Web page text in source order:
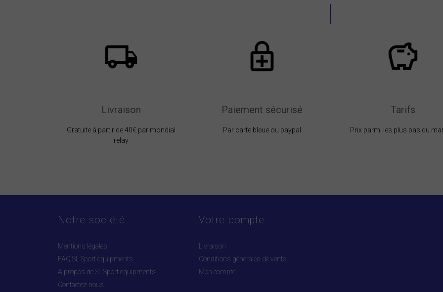
Livraison
Gratuite à partir de 40€ par mondial
relay
Paiement sécurisé
Par carte bleue ou paypal
Tarifs
Prix parmi les plus bas du
Notre société
Mentions légales
FAQ SL Sport equipments
A propos de SL Sport equipments
Contactez-nous
Votre compte
Livraison
Conditions générales de vente
Mon compte